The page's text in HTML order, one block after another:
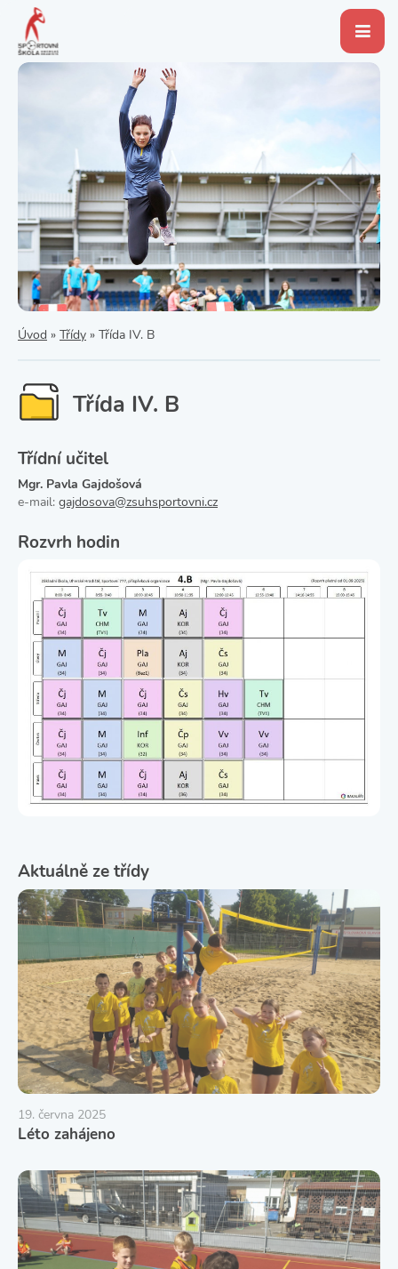
Úvod » Třídy » Třída IV. B
Třída IV. B
Třídní učitel
Mgr. Pavla Gajdošová
e-mail: gajdosova@zsuhsportovni.cz
Rozvrh hodin
Aktuálně ze třídy
19. června 2025
Léto zahájeno